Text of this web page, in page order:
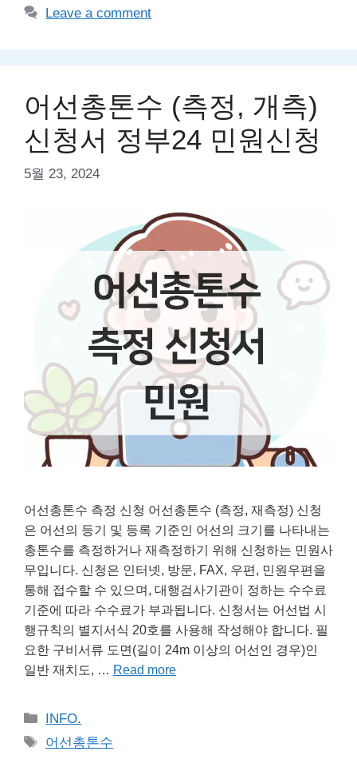
Leave a comment
어선총톤수 (측정, 개측)
신청서 정부24 민원신청
5월 23, 2024
어선총톤수 측정 신청 어선총톤수 (측정, 재측정) 신청
은 어선의 등기 및 등록 기준인 어선의 크기를 나타내는
총톤수를 측정하거나 재측정하기 위해 신청하는 민원사
무입니다. 신청은 인터넷, 방문, FAX, 우편, 민원우편을
통해 접수할 수 있으며, 대행검사기관이 정하는 수수료
기준에 따라 수수료가 부과됩니다. 신청서는 어선법 시
행규칙의 별지서식 20호를 사용해 작성해야 합니다. 필
요한 구비서류 도면(길이 24m 이상의 어선인 경우)인
일반 재치도, … Read more
Categories
INFO.
Tags
어선총톤수